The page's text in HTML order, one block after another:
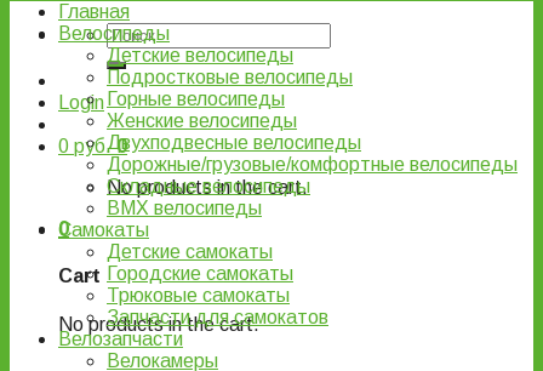
Login
0 руб. 0
No products in the cart.
0
Cart
No products in the cart.
Главная
Велосипеды
Детские велосипеды
Подростковые велосипеды
Горные велосипеды
Женские велосипеды
Двухподвесные велосипеды
Дорожные/грузовые/комфортные велосипеды
Складные велосипеды
BMX велосипеды
Самокаты
Детские самокаты
Городские самокаты
Трюковые самокаты
Запчасти для самокатов
Велозапчасти
Велокамеры